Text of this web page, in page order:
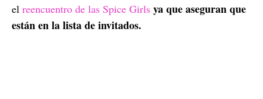
el reencuentro de las Spice Girls ya que aseguran que
están en la lista de invitados.